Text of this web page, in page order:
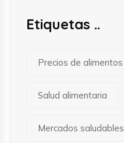
Etiquetas
Precios de alimentos
Salud alimentaria
Mercados saludables